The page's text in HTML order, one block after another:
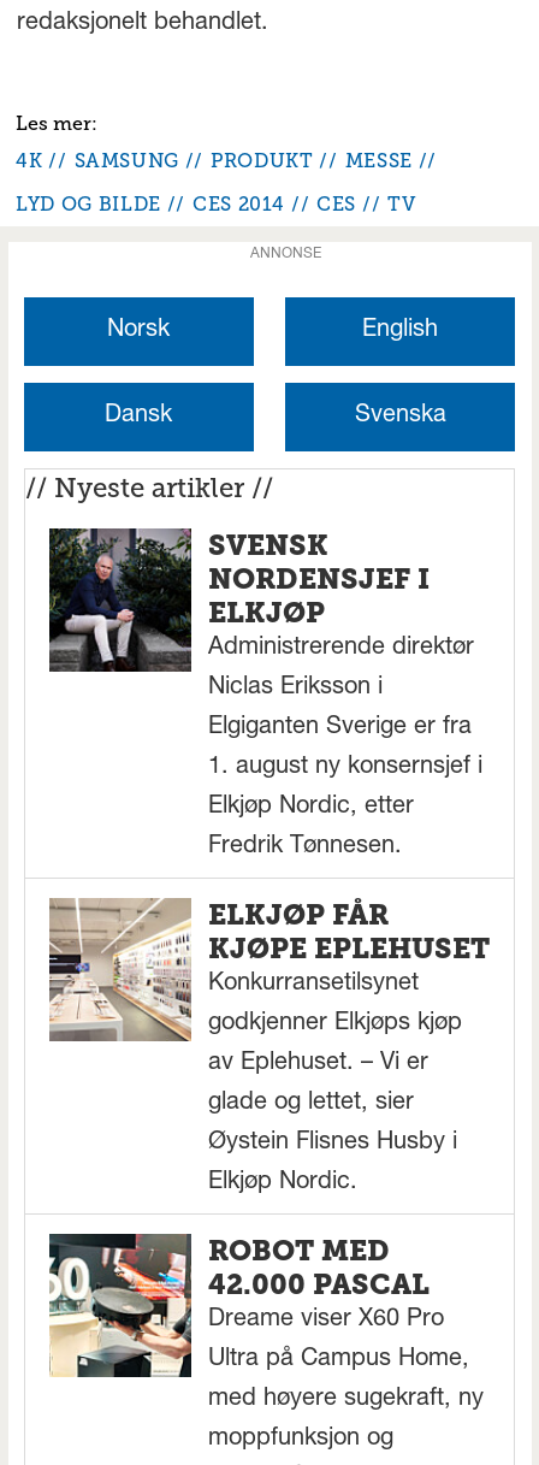
redaksjonelt behandlet.
4K SAMSUNG PRODUKT
MESSE
LYD OG BILDE
CES 2014 CES TV
ANNONSE
Norsk English
Dansk Svenska
// Nyeste artikler //
SVENSK
NORDENSJEF I
ELKJØP
Administrerende direktør
Niclas Eriksson i
Elgiganten Sverige er fra
1. august ny konsernsjef i
Elkjøp Nordic, etter
Fredrik Tønnesen.
ELKJØP FÅR
KJØPE EPLEHUSET
Konkurransetilsynet
godkjenner Elkjøps kjøp
av Eplehuset. – Vi er
glade og lettet, sier
Øystein Flisnes Husby i
Elkjøp Nordic.
ROBOT MED
42.000 PASCAL
Dreame viser X60 Pro
Ultra på Campus Home,
med høyere sugekraft, ny
moppfunksjon og